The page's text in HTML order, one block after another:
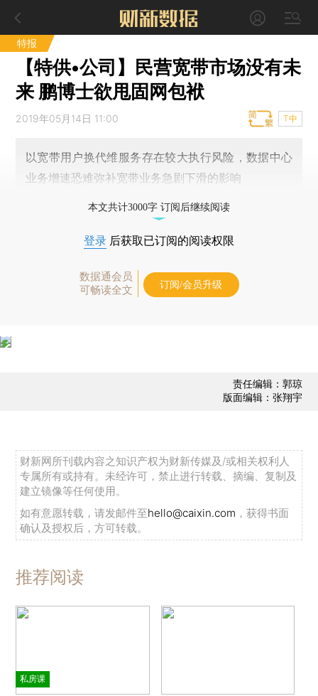
特报
【特供•公司】民营宽带市场没有未
来 鹏博士欲甩固网包袱
2019年05月14日 11:00 T中
以宽带用户换代维服务存在较大执行风险，数据中心
业务增速恐难弥补宽带业务急剧下滑的影响
本文共计3000字 订阅后继续阅读
登录 后获取已订阅的阅读权限
数据通会员
可畅读全文
订阅/会员升级
责任编辑：郭琼
版面编辑：张翔宇
财新网所刊载内容之知识产权为财新传媒及/或相关权利人
专属所有或持有。未经许可，禁止进行转载、摘编、复制及
建立镜像等任何使用。
如有意愿转载，请发邮件至hello@caixin.com ，获得书面
确认及授权后，方可转载。
推荐阅读
私房课